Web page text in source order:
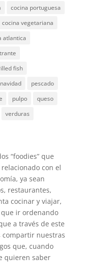
cocina portuguesa
cocina vegetariana
atlantica
fish
navidad
pescado
pulpo
queso
verduras
“foodies” que
con el
ya sean
restaurantes,
cocinar y viajar,
ir ordenando
a través de este
compartir nuestras
que, cuando
quieren saber